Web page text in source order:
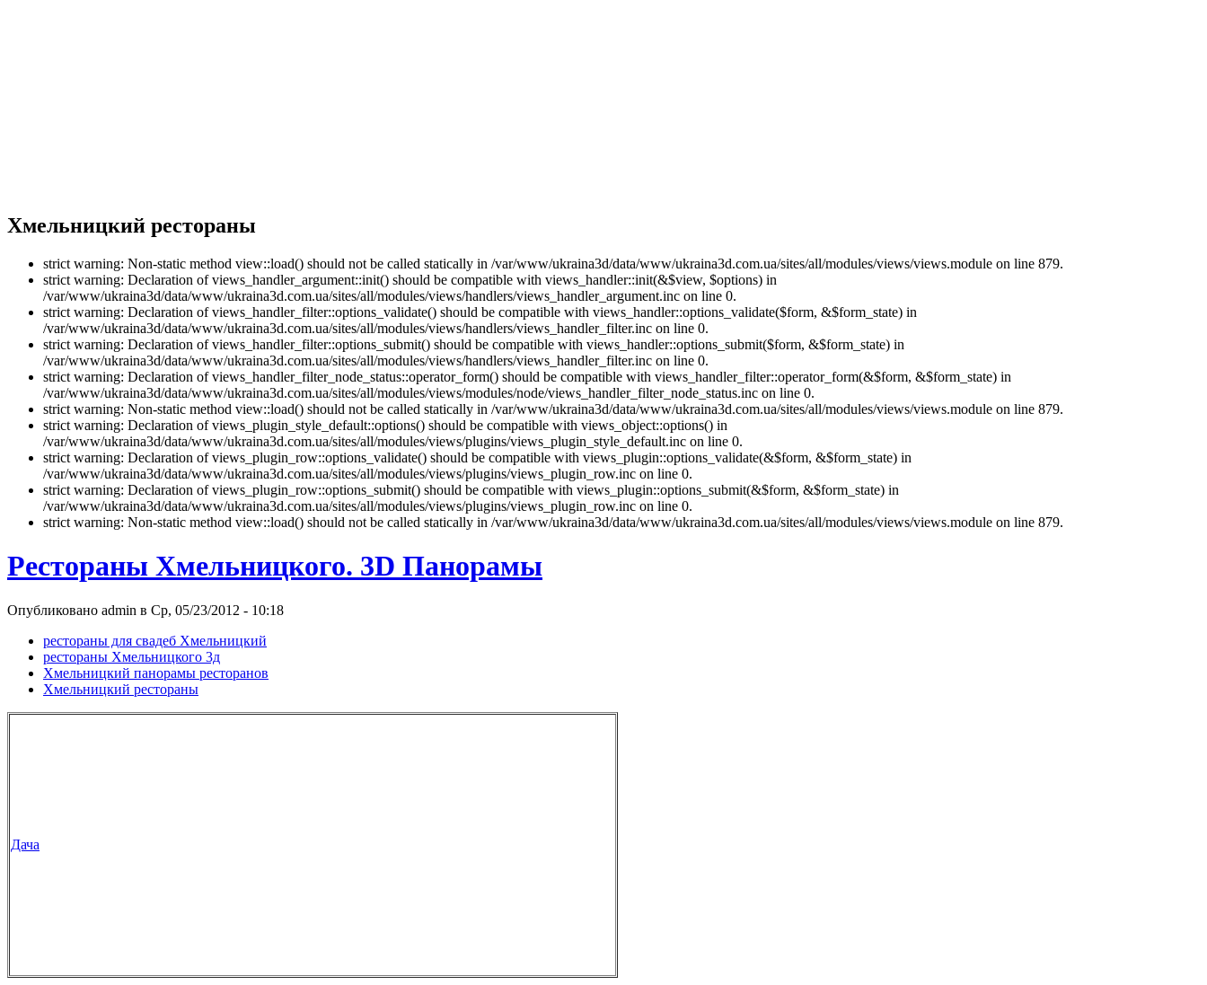
Хмельницкий рестораны
strict warning: Non-static method view::load() should not be called statically in /var/www/ukraina3d/data/www/ukraina3d.com.ua/sites/all/modules/views/views.module on line 879.
strict warning: Declaration of views_handler_argument::init() should be compatible with views_handler::init(&$view, $options) in
/var/www/ukraina3d/data/www/ukraina3d.com.ua/sites/all/modules/views/handlers/views_handler_argument.inc on line 0.
strict warning: Declaration of views_handler_filter::options_validate() should be compatible with views_handler::options_validate($form, &$form_state) in
/var/www/ukraina3d/data/www/ukraina3d.com.ua/sites/all/modules/views/handlers/views_handler_filter.inc on line 0.
strict warning: Declaration of views_handler_filter::options_submit() should be compatible with views_handler::options_submit($form, &$form_state) in
/var/www/ukraina3d/data/www/ukraina3d.com.ua/sites/all/modules/views/handlers/views_handler_filter.inc on line 0.
strict warning: Declaration of views_handler_filter_node_status::operator_form() should be compatible with views_handler_filter::operator_form(&$form, &$form_state) in
/var/www/ukraina3d/data/www/ukraina3d.com.ua/sites/all/modules/views/modules/node/views_handler_filter_node_status.inc on line 0.
strict warning: Non-static method view::load() should not be called statically in /var/www/ukraina3d/data/www/ukraina3d.com.ua/sites/all/modules/views/views.module on line 879.
strict warning: Declaration of views_plugin_style_default::options() should be compatible with views_object::options() in
/var/www/ukraina3d/data/www/ukraina3d.com.ua/sites/all/modules/views/plugins/views_plugin_style_default.inc on line 0.
strict warning: Declaration of views_plugin_row::options_validate() should be compatible with views_plugin::options_validate(&$form, &$form_state) in
/var/www/ukraina3d/data/www/ukraina3d.com.ua/sites/all/modules/views/plugins/views_plugin_row.inc on line 0.
strict warning: Declaration of views_plugin_row::options_submit() should be compatible with views_plugin::options_submit(&$form, &$form_state) in
/var/www/ukraina3d/data/www/ukraina3d.com.ua/sites/all/modules/views/plugins/views_plugin_row.inc on line 0.
strict warning: Non-static method view::load() should not be called statically in /var/www/ukraina3d/data/www/ukraina3d.com.ua/sites/all/modules/views/views.module on line 879.
Рестораны Хмельницкого. 3D Панорамы
Опубликовано admin в Ср, 05/23/2012 - 10:18
рестораны для свадеб Хмельницкий
рестораны Хмельницкого 3д
Хмельницкий панорамы ресторанов
Хмельницкий рестораны
Дача